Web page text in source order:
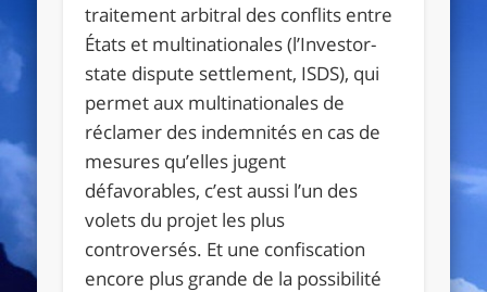
traitement arbitral des conflits entre
États et multinationales (l’Investor-
state dispute settlement, ISDS), qui
permet aux multinationales de
réclamer des indemnités en cas de
mesures qu’elles jugent
défavorables, c’est aussi l’un des
volets du projet les plus
controversés. Et une confiscation
encore plus grande de la possibilité